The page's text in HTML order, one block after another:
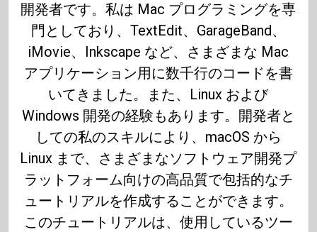
開発者です。私は Mac プログラミングを専
門としており、TextEdit、GarageBand、
iMovie、Inkscape など、さまざまな Mac
アプリケーション用に数千行のコードを書
いてきました。また、Linux および
Windows 開発の経験もあります。開発者と
しての私のスキルにより、macOS から
Linux まで、さまざまなソフトウェア開発プ
ラットフォーム向けの高品質で包括的なチ
ュートリアルを作成することができます。
このチュートリアルは、使用しているツー